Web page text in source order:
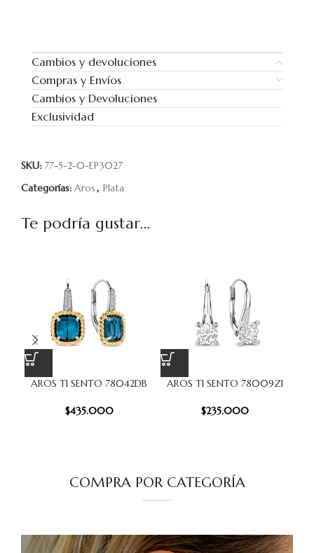
Cambios y devoluciones
Compras y Envíos
Cambios y Devoluciones
Exclusividad
SKU: 77-5-2-0-EP3027
Categorías: Aros, Plata
Te podría gustar...
AROS TI SENTO 78042DB
$435.000
AROS TI SENTO 78009ZI
$235.000
COMPRA POR CATEGORÍA